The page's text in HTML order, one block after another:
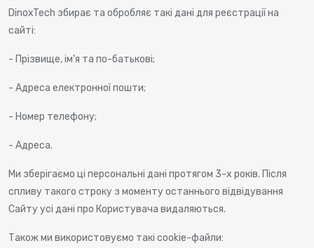
DinoxTech збирає та обробляє такі дані для реєстрації на
сайті:
- Прізвище, ім'я та по-батькові;
- Адреса електронної пошти;
- Номер телефону;
- Адреса.
Ми зберігаємо ці персональні дані протягом 3-х років. Після
спливу такого строку з моменту останнього відвідування
Сайту усі дані про Користувача видаляються.
Також ми використовуємо такі cookie-файли: